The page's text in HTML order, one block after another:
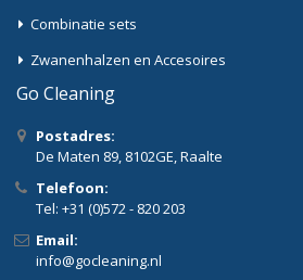
Combinatie sets
Zwanenhalzen en Accesoires
Go Cleaning
Postadres:
De Maten 89, 8102GE, Raalte
Telefoon:
Tel: +31 (0)572 - 820 203
Email:
info@gocleaning.nl